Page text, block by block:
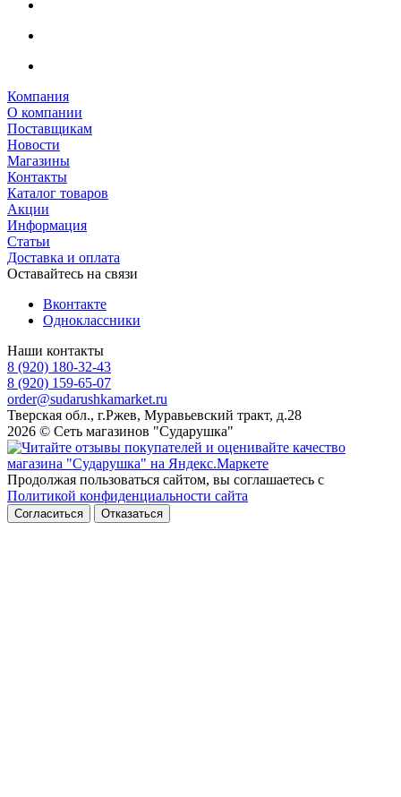
Компания
О компании
Поставщикам
Новости
Магазины
Контакты
Каталог товаров
Акции
Информация
Статьи
Доставка и оплата
Оставайтесь на связи
Вконтакте
Одноклассники
Наши контакты
8 (920) 180-32-43
8 (920) 159-65-07
order@sudarushkamarket.ru
Тверская обл., г.Ржев, Муравьевский тракт, д.28
2026 © Сеть магазинов "Сударушка"
Продолжая пользоваться сайтом, вы соглашаетесь с
Политикой конфиденциальности сайта
Согласиться Отказаться